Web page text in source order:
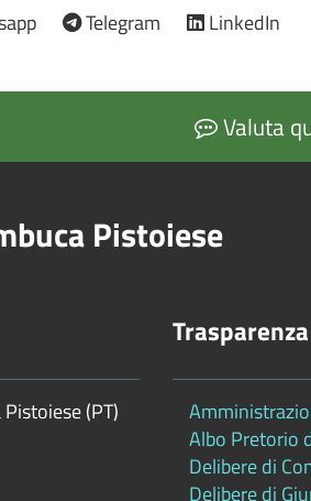
Telegram LinkedIn
Valuta
Pistoiese
(PT)
Trasparenza
Albo Pretorio
Delibere di
Delibere di